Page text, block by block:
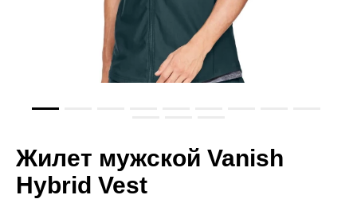
Жилет мужской Vanish
Hybrid Vest